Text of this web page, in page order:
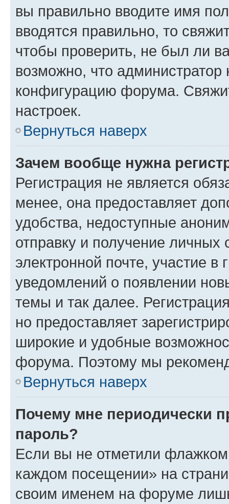
вы правильно вводите имя
вводятся правильно, то
чтобы проверить, не был ли
возможно, что администратор
конфигурацию форума.
настроек.
Вернуться наверх
Зачем вообще нужна
Регистрация не является
менее, она предоставляет
удобства, недоступные
отправку и получение
электронной почте, участие в
уведомлений о появлении
темы и так далее.
но предоставляет
широкие и удобные
форума. Поэтому мы
Вернуться наверх
Почему мне периодически
пароль?
Если вы не отметили флажком
каждом посещении» на
своим именем на форуме